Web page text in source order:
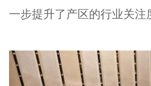
宣传思想文化人才
专题
资料库
一步提升了产区的行业关注